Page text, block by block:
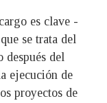
es clave -
se trata del
después del
ejecución de
proyectos de